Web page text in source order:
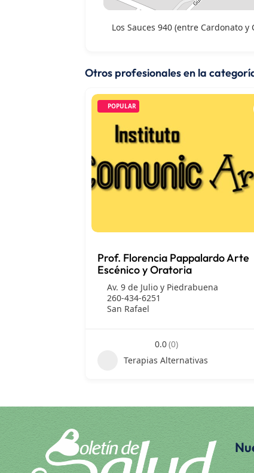
Los Sauces 940 (entre Cardonato y
Otros profesionales en la
POPULAR
Prof. Florencia Pappalardo Arte
Escénico y Oratoria
Av. 9 de Julio y Piedrabuena
260-434-6251
San Rafael
0.0(0)
Terapias Alternativas